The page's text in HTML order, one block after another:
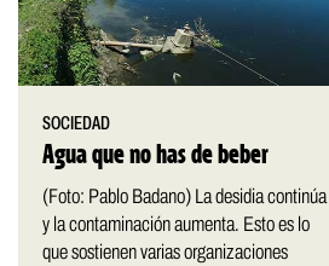
SOCIEDAD
Agua que no has de beber
(Foto: Pablo Badano) La desidia continúa
y la contaminación aumenta. Esto es lo
que sostienen varias organizaciones